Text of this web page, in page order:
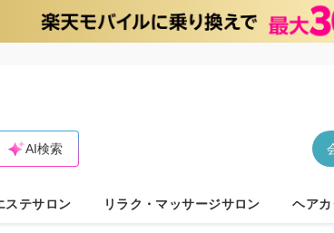
AI検索
ステサロン リラク・マッサージサロン ヘア